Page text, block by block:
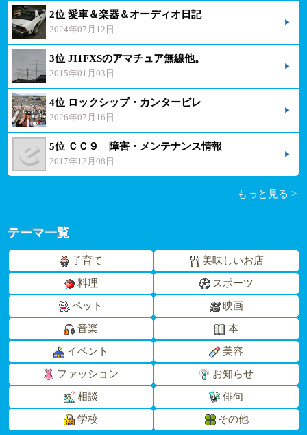
2位 愛車＆楽器＆オーディオ日記
2024年07月12日
3位 JI1FXSのアマチュア無線他。
2015年01月03日
4位 ロックシップ・カンタービレ
2026年07月16日
5位 ＣＣ９ 障害・メンテナンス情報
2017年12月08日
もっと見る >
テーマ一覧
子育て 美味しいお店
料理 スポーツ
ペット 映画
音楽 本
イベント 美容
ファッション お知らせ
相談 俳句
学校 その他